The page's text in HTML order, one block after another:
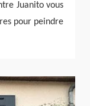
Juanito vous
pour peindre